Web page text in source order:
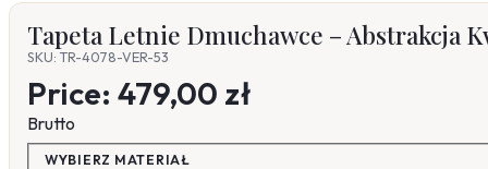
Tapeta Letnie Dmuchawce – Abstrakcja
SKU: TR-4078-VER-53
Price: 479,00 zł
Brutto
WYBIERZ MATERIAŁ